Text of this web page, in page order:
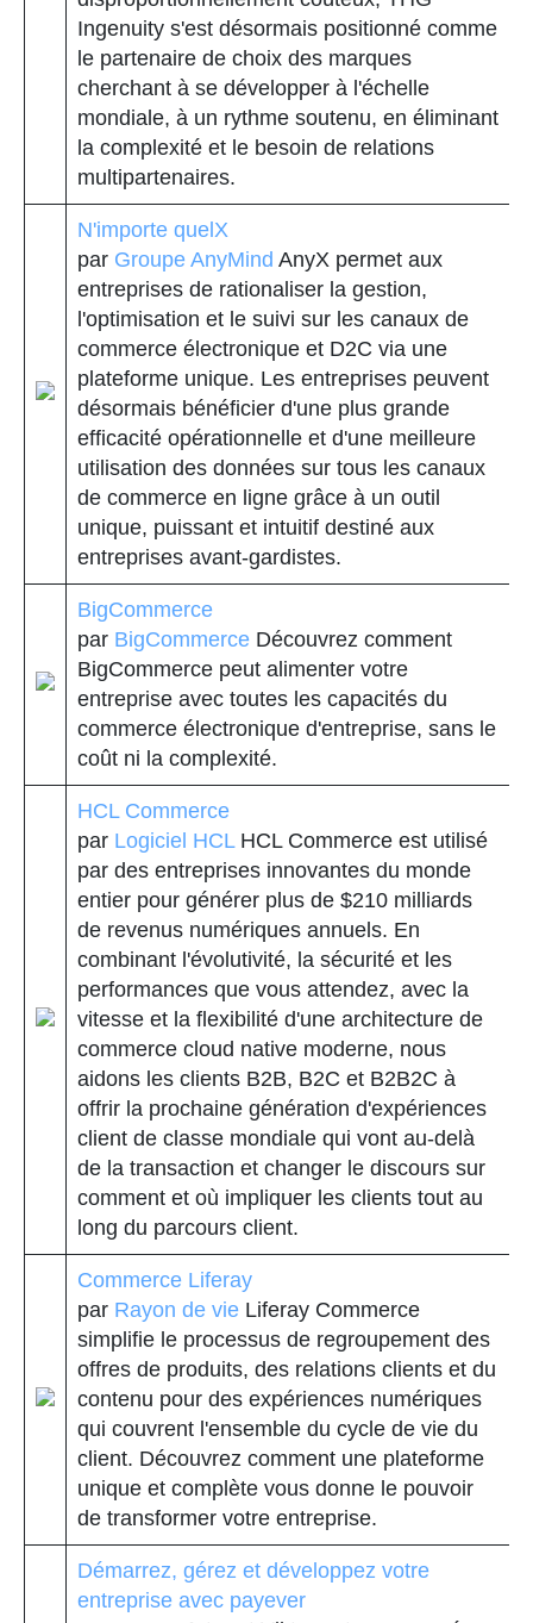
Ingenuity s'est désormais positionné comme
le partenaire de choix des marques
cherchant à se développer à l'échelle
mondiale, à un rythme soutenu, en éliminant
la complexité et le besoin de relations
multipartenaires.
N'importe quelX
par Groupe AnyMind AnyX permet aux
entreprises de rationaliser la gestion,
l'optimisation et le suivi sur les canaux de
commerce électronique et D2C via une
plateforme unique. Les entreprises peuvent
désormais bénéficier d'une plus grande
efficacité opérationnelle et d'une meilleure
utilisation des données sur tous les canaux
de commerce en ligne grâce à un outil
unique, puissant et intuitif destiné aux
entreprises avant-gardistes.
BigCommerce
par BigCommerce Découvrez comment
BigCommerce peut alimenter votre
entreprise avec toutes les capacités du
commerce électronique d'entreprise, sans le
coût ni la complexité.
HCL Commerce
par Logiciel HCLHCL Commerce est utilisé
par des entreprises innovantes du monde
entier pour générer plus de $210 milliards
de revenus numériques annuels. En
combinant l'évolutivité, la sécurité et les
performances que vous attendez, avec la
vitesse et la flexibilité d'une architecture de
commerce cloud native moderne, nous
aidons les clients B2B, B2C et B2B2C à
offrir la prochaine génération d'expériences
client de classe mondiale qui vont au-delà
de la transaction et changer le discours sur
comment et où impliquer les clients tout au
long du parcours client.
Commerce Liferay
par Rayon de vie Liferay Commerce
simplifie le processus de regroupement des
offres de produits, des relations clients et du
contenu pour des expériences numériques
qui couvrent l'ensemble du cycle de vie du
client. Découvrez comment une plateforme
unique et complète vous donne le pouvoir
de transformer votre entreprise.
Démarrez, gérez et développez votre
entreprise avec payever